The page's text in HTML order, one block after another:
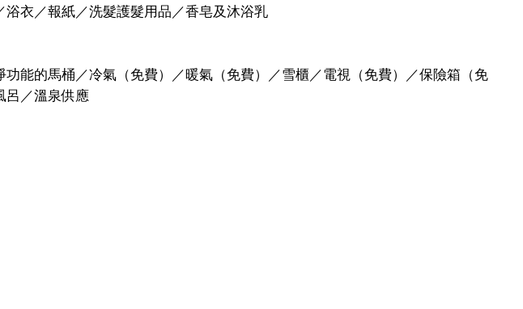
浴衣／報紙／洗髮護髮用品／香皂及沐浴乳
功能的馬桶／冷氣（免費）／暖氣（免費）／雪櫃／電視（免費）／保險箱（免
呂／溫泉供應